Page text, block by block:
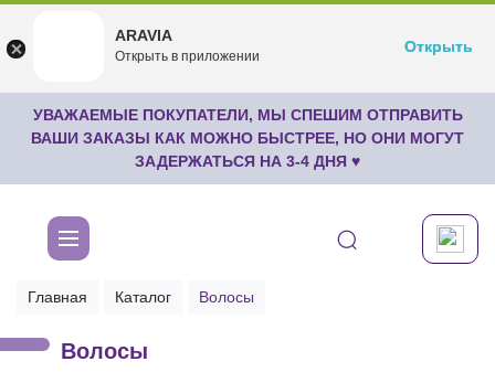
undefined
Бесплатноru.aravia.new
Открыть
УВАЖАЕМЫЕ ПОКУПАТЕЛИ, МЫ СПЕШИМ ОТПРАВИТЬ
ВАШИ ЗАКАЗЫ КАК МОЖНО БЫСТРЕЕ, НО ОНИ МОГУТ
ЗАДЕРЖАТЬСЯ НА 3-4 ДНЯ ♥
Главная Каталог Волосы
Волосы
ARAVIA
Открыть в приложении
Открыть